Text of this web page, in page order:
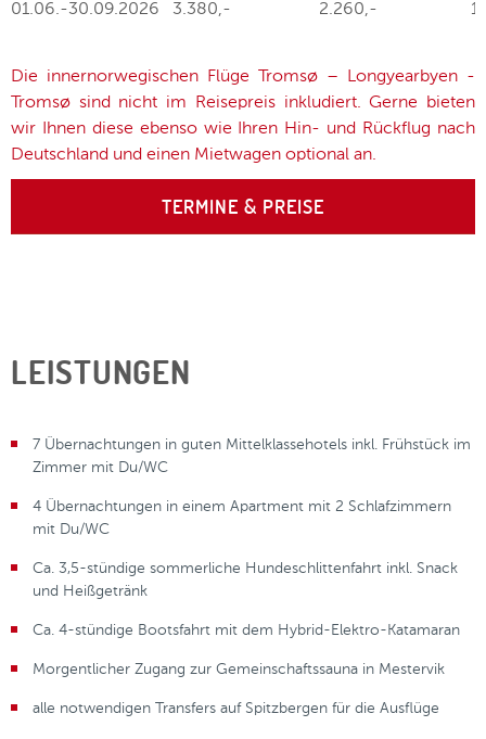
01.06.-30.09.2026 3.380,- 2.260,-
Die innernorwegischen Flüge Tromsø – Longyearbyen -
Tromsø sind nicht im Reisepreis inkludiert. Gerne bieten
wir Ihnen diese ebenso wie Ihren Hin- und Rückflug nach
Deutschland und einen Mietwagen optional an.
TERMINE & PREISE
LEISTUNGEN
7 Übernachtungen in guten Mittelklassehotels inkl. Frühstück im
Zimmer mit Du/WC
4 Übernachtungen in einem Apartment mit 2 Schlafzimmern
mit Du/WC
Ca. 3,5-stündige sommerliche Hundeschlittenfahrt inkl. Snack
und Heißgetränk
Ca. 4-stündige Bootsfahrt mit dem Hybrid-Elektro-Katamaran
Morgentlicher Zugang zur Gemeinschaftssauna in Mestervik
alle notwendigen Transfers auf Spitzbergen für die Ausflüge